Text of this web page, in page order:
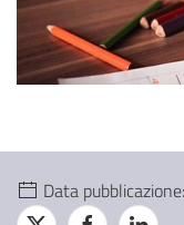
Data pubblicazione: